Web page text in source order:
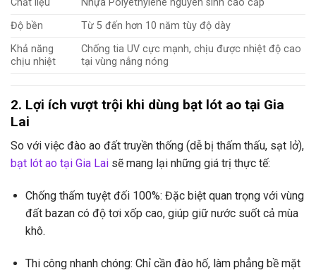
Độ bền
Từ 5 đến hơn 10 năm tùy độ dày
Khả năng
chịu nhiệt
Chống tia UV cực mạnh, chịu được nhiệt độ cao
tại vùng nắng nóng
2. Lợi ích vượt trội khi dùng bạt lót ao tại Gia
Lai
So với việc đào ao đất truyền thống (dễ bị thấm thấu, sạt lở),
bạt lót ao tại Gia Lai sẽ mang lại những giá trị thực tế:
Chống thấm tuyệt đối 100%: Đặc biệt quan trọng với vùng
đất bazan có độ tơi xốp cao, giúp giữ nước suốt cả mùa
khô.
Thi công nhanh chóng: Chỉ cần đào hố, làm phẳng bề mặt